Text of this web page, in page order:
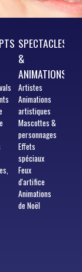
SPECTACLES
&
ANIMATIONS
Artistes
Animations
artistiques
Mascottes &
personnages
Effets
spéciaux
Feux
d'artifice
Animations
de Noël